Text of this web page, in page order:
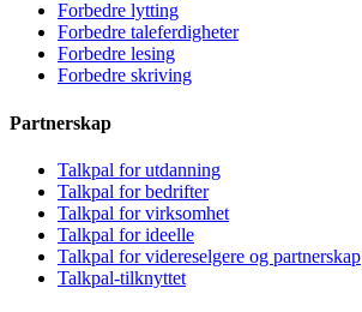
Forbedre lytting
Forbedre taleferdigheter
Forbedre lesing
Forbedre skriving
Partnerskap
Talkpal for utdanning
Talkpal for bedrifter
Talkpal for virksomhet
Talkpal for ideelle
Talkpal for videreselgere og partnerskap
Talkpal-tilknyttet